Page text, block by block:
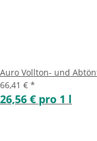
Auro Vollton- und
66,41 € *
26,56 € pro 1 l